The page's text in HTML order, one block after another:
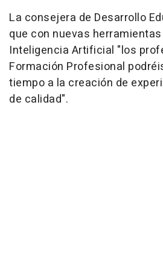
La consejera de Desarrollo
que con nuevas
Inteligencia Artificial "los
Formación Profesional
tiempo a la creación de
de calidad".